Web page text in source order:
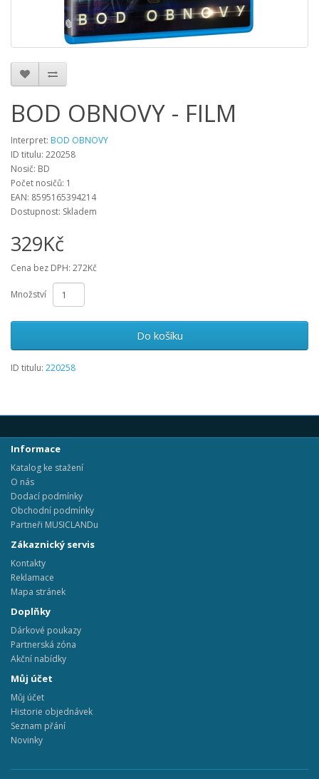
BOD OBNOVY - FILM
Interpret: BOD OBNOVY
ID titulu: 220258
Nosič: BD
Počet nosičů: 1
EAN: 8595165394214
Dostupnost: Skladem
329Kč
Cena bez DPH: 272Kč
Množství
Do košíku
ID titulu: 220258
Informace
Katalog ke stažení
O nás
Dodací podmínky
Obchodní podmínky
Partneři MUSICLANDu
Zákaznický servis
Kontakty
Reklamace
Mapa stránek
Doplňky
Dárkové poukazy
Partnerská zóna
Akční nabídky
Můj účet
Můj účet
Historie objednávek
Seznam přání
Novinky